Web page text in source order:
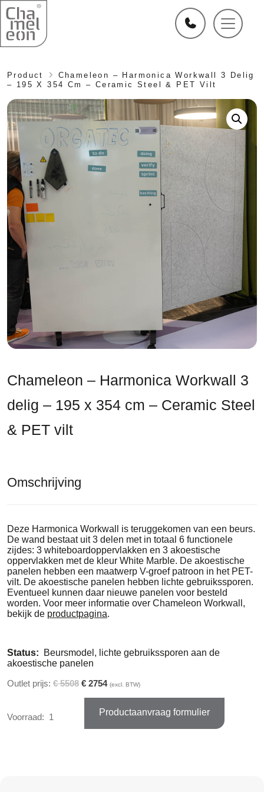
Product
Chameleon – Harmonica Workwall 3 Delig
– 195 X 354 Cm – Ceramic Steel & PET Vilt
Chameleon – Harmonica Workwall 3
delig – 195 x 354 cm – Ceramic Steel
& PET vilt
Omschrijving
Deze Harmonica Workwall is teruggekomen van een beurs.
De wand bestaat uit 3 delen met in totaal 6 functionele
zijdes: 3 whiteboardoppervlakken en 3 akoestische
oppervlakken met de kleur White Marble. De akoestische
panelen hebben een maatwerp V-groef patroon in het PET-
vilt. De akoestische panelen hebben lichte gebruikssporen.
Eventueel kunnen daar nieuwe panelen voor besteld
worden. Voor meer informatie over Chameleon Workwall,
bekijk de productpagina.
Status:
Beursmodel, lichte gebruikssporen aan de
akoestische panelen
Outlet prijs: € 5508 € 2754 (excl. BTW)
Voorraad: 1 Productaanvraag formulier